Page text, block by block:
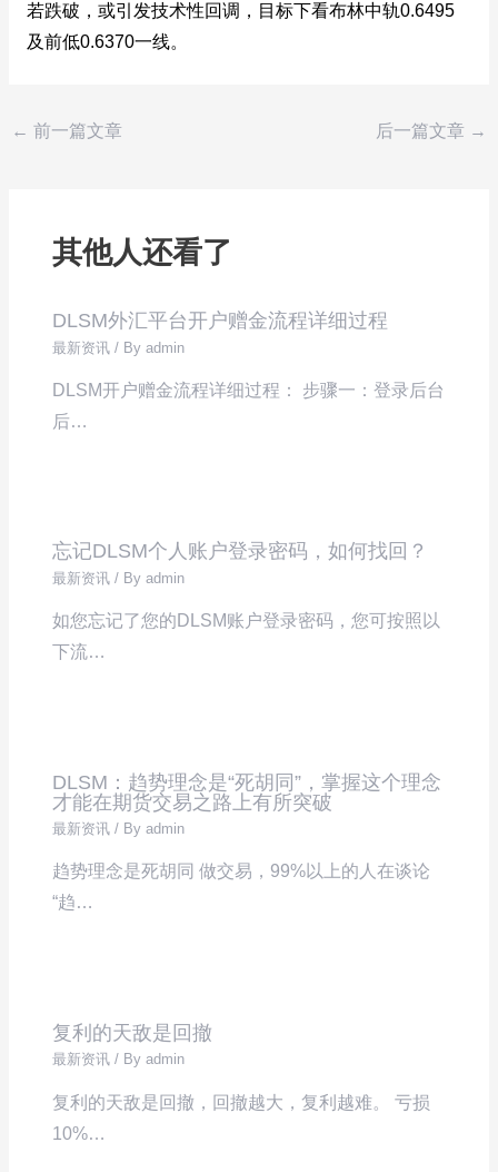
若跌破，或引发技术性回调，目标下看布林中轨0.6495
及前低0.6370一线。
← 前一篇文章 后一篇文章 →
其他人还看了
DLSM外汇平台开户赠金流程详细过程
最新资讯 / Byadmin
DLSM开户赠金流程详细过程： 步骤一：登录后台
后…
忘记DLSM个人账户登录密码，如何找回？
最新资讯 / Byadmin
如您忘记了您的DLSM账户登录密码，您可按照以
下流…
DLSM：趋势理念是“死胡同”，掌握这个理念
才能在期货交易之路上有所突破
最新资讯 / Byadmin
趋势理念是死胡同 做交易，99%以上的人在谈论
“趋…
复利的天敌是回撤
最新资讯 / Byadmin
复利的天敌是回撤，回撤越大，复利越难。 亏损
10%…